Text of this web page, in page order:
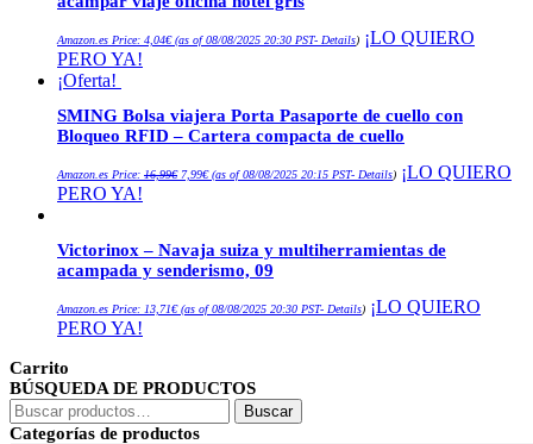
Amazon.es Price: 4,04€(as of 08/08/2025 20:30 PST- Details) ¡LO QUIERO
PERO YA!
¡Oferta!
SMING Bolsa viajera Porta Pasaporte de cuello con
Bloqueo RFID – Cartera compacta de cuello
Amazon.es Price: 16,99€precio
7,99€precio
(as of 08/08/2025 20:15 PST- Details) ¡LO QUIERO
PERO YA!
Victorinox – Navaja suiza y multiherramientas de
acampada y senderismo, 09
Amazon.es Price: 13,71€(as of 08/08/2025 20:30 PST- Details) ¡LO QUIERO
PERO YA!
Carrito
BÚSQUEDA DE PRODUCTOS
Buscar
por:
Buscar
Categorías de productos